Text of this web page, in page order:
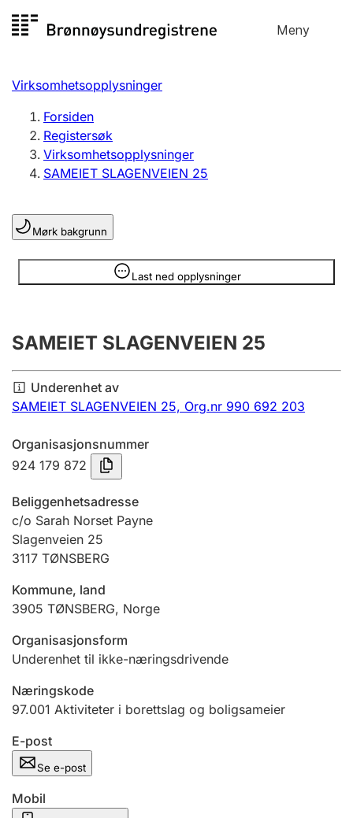
til
Meny
Registersøk
Aksjeselskap
Enkeltpersonforetak
Registrere, endre, slette
Lag og forening
Registrere, endre, slette
Årsregnskap
Innsending og forsinkelsesgebyr
Tinglysing
Jeger
Betaling og jegeravgiftskort
Ektepaktveileder
Offentlig sektor
Andre tema
Virksomhetsopplysninger
Forsiden
Registersøk
Virksomhetsopplysninger
SAMEIET SLAGENVEIEN 25
Mørk bakgrunn
Last ned opplysninger
Opplysninger er skjult
SAMEIET SLAGENVEIEN 25
Underenhet av
SAMEIET SLAGENVEIEN 25, Org.nr 990 692 203
Organisasjonsnummer
924 179 872
Beliggenhetsadresse
c/o Sarah Norset Payne
Slagenveien 25
3117 TØNSBERG
Kommune, land
3905 TØNSBERG, Norge
Organisasjonsform
Underenhet til ikke-næringsdrivende
Næringskode
97.001 Aktiviteter i borettslag og boligsameier
E-post
Se e-post
Mobil